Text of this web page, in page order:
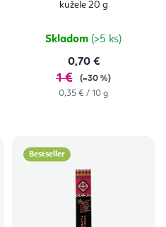
kužele 20 g
Skladom (>5 ks)
0,70 €
1 €
(–30 %)
Jednotková
0,35 € / 10 g
Bestseller